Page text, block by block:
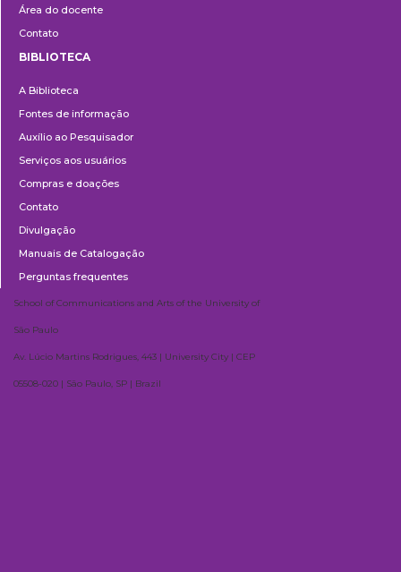
Área do docente
Contato
BIBLIOTECA
A Biblioteca
Fontes de informação
Auxílio ao Pesquisador
Serviços aos usuários
Compras e doações
Contato
Divulgação
Manuais de Catalogação
Perguntas frequentes
School of Communications and Arts of the University of
São Paulo
Av. Lúcio Martins Rodrigues, 443 | University City | CEP
05508-020 | São Paulo, SP | Brazil